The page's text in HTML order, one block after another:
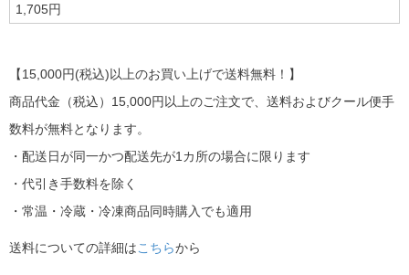
1,705円
【15,000円(税込)以上のお買い上げで送料無料！】
商品代金（税込）15,000円以上のご注文で、送料およびクール便手
数料が無料となります。
・配送日が同一かつ配送先が1カ所の場合に限ります
・代引き手数料を除く
・常温・冷蔵・冷凍商品同時購入でも適用
送料についての詳細はこちらから